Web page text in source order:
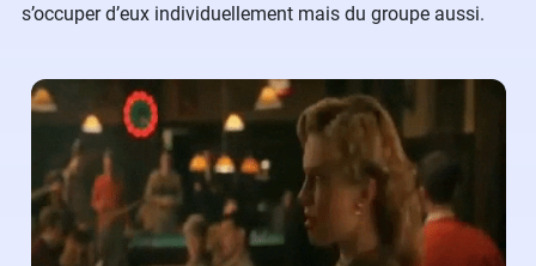
s’occuper d’eux individuellement mais du groupe aussi.